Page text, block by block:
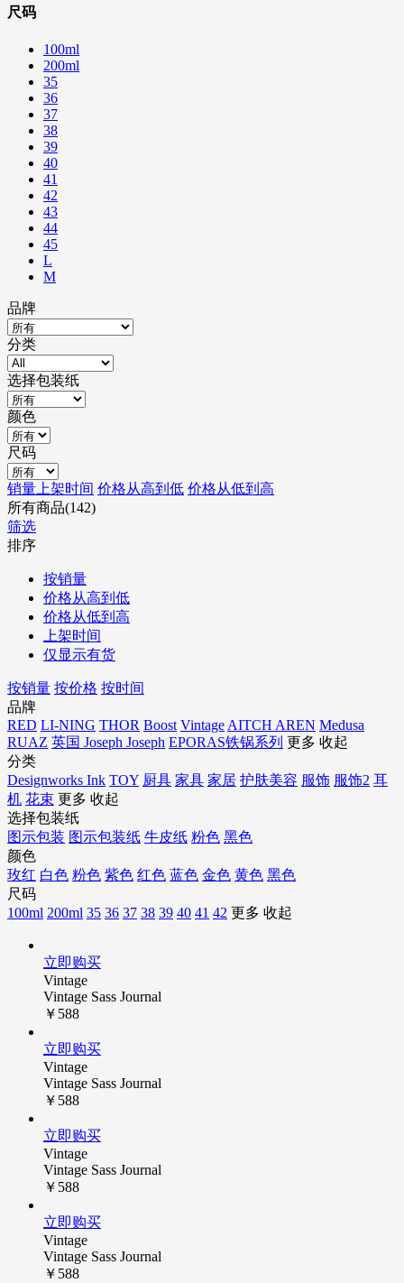
尺码
100ml
200ml
35
36
37
38
39
40
41
42
43
44
45
L
M
品牌
分类
选择包装纸
颜色
尺码
销量上架时间 价格从高到低 价格从低到高
所有商品(142)
筛选
排序
按销量
价格从高到低
价格从低到高
上架时间
仅显示有货
按销量 按价格 按时间
品牌
RED LI-NING THOR Boost VintageAITCH AREN Medusa
RUAZ 英国 Joseph Joseph EPORAS铁锅系列 更多 收起
分类
Designworks Ink TOY 厨具 家具 家居 护肤美容 服饰 服饰2 耳
机 花束 更多 收起
选择包装纸
图示包装 图示包装纸 牛皮纸 粉色 黑色
颜色
玫红 白色 粉色 紫色 红色 蓝色 金色 黄色 黑色
尺码
100ml 200ml 35 36 37 38 39 40 41 42 更多 收起
立即购买
Vintage
Vintage Sass Journal
￥588
立即购买
Vintage
Vintage Sass Journal
￥588
立即购买
Vintage
Vintage Sass Journal
￥588
立即购买
Vintage
Vintage Sass Journal
￥588